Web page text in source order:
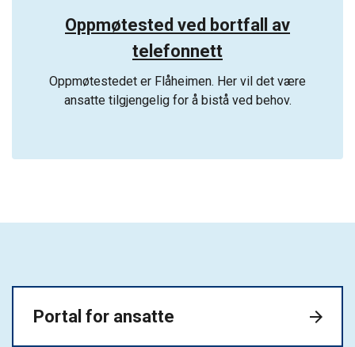
Oppmøtested ved bortfall av
telefonnett
Oppmøtestedet er Flåheimen. Her vil det være
ansatte tilgjengelig for å bistå ved behov.
Portal for ansatte arrow_forward